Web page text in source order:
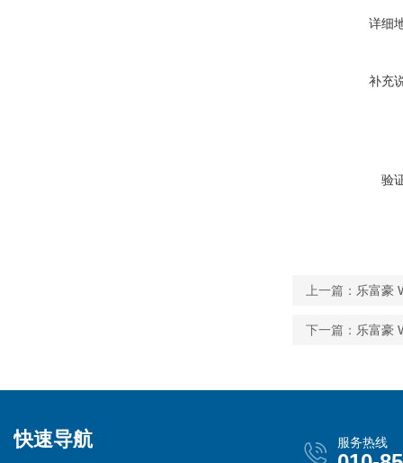
详细
补充
验
上一篇： 乐富豪
下一篇： 乐富豪
快速导航 服务热线